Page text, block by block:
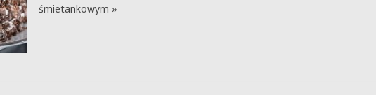
śmietankowym »